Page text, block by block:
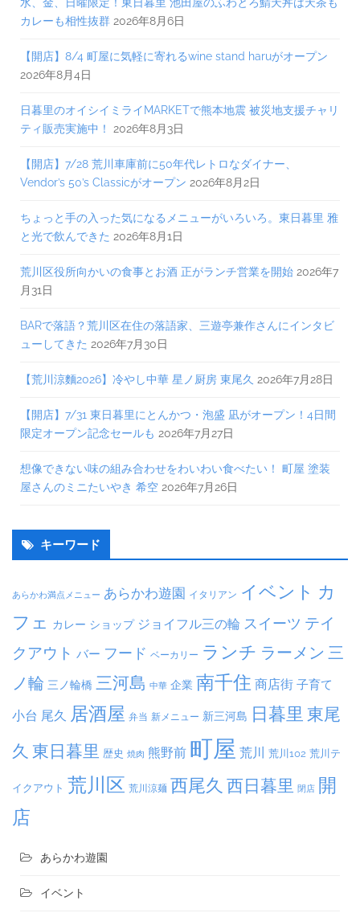
カレーも相性抜群 2026年8月6日
【開店】8/4 町屋に気軽に寄れるwine stand haruがオープン
2026年8月4日
日暮里のオイシイミライMARKETで熊本地震 被災地支援チャリ
ティ販売実施中！
2026年8月3日
【開店】7/28 荒川車庫前に50年代レトロなダイナー、
Vendor’s 50’s Classicがオープン 2026年8月2日
ちょっと手の入った気になるメニューがいろいろ。東日暮里 雅
と光で飲んできた 2026年8月1日
荒川区役所向かいの食事とお酒 正がランチ営業を開始 2026年7
月31日
BARで落語？荒川区在住の落語家、三遊亭兼作さんにインタビ
ューしてきた 2026年7月30日
【荒川涼麵2026】冷やし中華 星ノ厨房 東尾久 2026年7月28日
【開店】7/31 東日暮里にとんかつ・泡盛 凪がオープン！4日間
限定オープン記念セールも 2026年7月27日
想像できない味の組み合わせをわいわい食べたい！ 町屋 塗装
屋さんのミニたいやき 希空 2026年7月26日
キーワード
あらかわ満点メニュー あらかわ遊園 イタリアン イベント カ
フェ カレー ショップ ジョイフル三の輪 スイーツ テイ
クアウト バー フード ベーカリー ランチ ラーメン 三
ノ輪 三ノ輪橋 三河島 中華 企業 南千住 商店街 子育て
小台 尾久 居酒屋 弁当 新メニュー 新三河島 日暮里 東尾
久 東日暮里 歴史 焼肉 熊野前 町屋 荒川 荒川102 荒川テ
イクアウト 荒川区 荒川涼麺 西尾久 西日暮里 閉店 開
店
あらかわ遊園
イベント